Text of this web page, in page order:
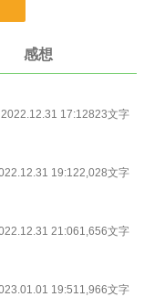
だけかかるのか？
せることはない。
して不幸なのか。
感想
2022.12.31 17:12823文字
19:122,028文字
21:061,656文字
19:511,966文字